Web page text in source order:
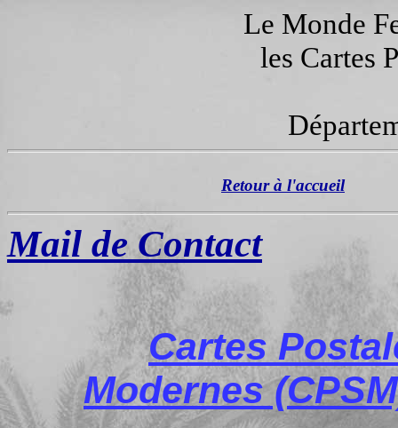
Le Monde
les Cartes
Retour à l'accueil
Mail de Contact
Cartes
Modernes